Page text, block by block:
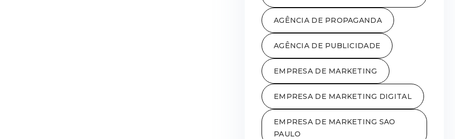
AGÊNCIA DE PROPAGANDA
AGÊNCIA DE PUBLICIDADE
EMPRESA DE MARKETING
EMPRESA DE MARKETING DIGITAL
EMPRESA DE MARKETING SAO
PAULO